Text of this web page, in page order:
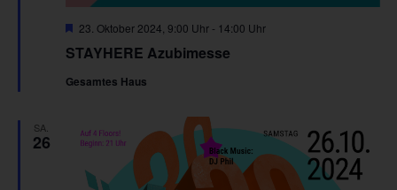
STAYHERE Azubimesse
Hervorgehoben
23. Oktober 2024, 9:00 Uhr- 14:00 Uhr
Gesamtes Haus
SA.
26